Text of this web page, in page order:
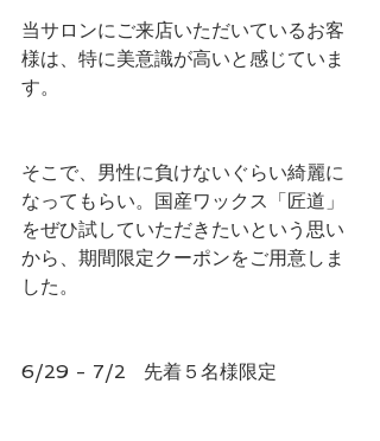
当サロンにご来店いただいているお客
様は、特に美意識が高いと感じていま
す。
そこで、男性に負けないぐらい綺麗に
なってもらい。国産ワックス「匠道」
をぜひ試していただきたいという思い
から、期間限定クーポンをご用意しま
した。
6/29 - 7/2   先着５名様限定